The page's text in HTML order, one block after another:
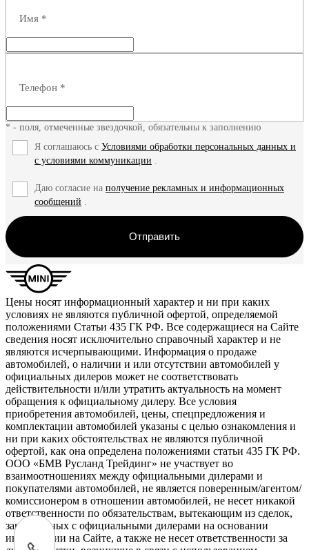
Имя *
Телефон *
* - поля, отмеченные звездочкой, обязательны к заполнению
Я соглашаюсь с Условиями обработки персональных данных и
с условиями коммуникации
Даю согласие на получение рекламных и информационных
сообщений
Отправить
Цены носят информационный характер и ни при каких
условиях не являются публичной офертой, определяемой
положениями Статьи 435 ГК РФ. Все содержащиеся на Сайте
сведения носят исключительно справочный характер и не
являются исчерпывающими. Информация о продаже
автомобилей, о наличии и или отсутствии автомобилей у
официальных дилеров может не соответствовать
действительности и/или утратить актуальность на момент
обращения к официальному дилеру. Все условия
приобретения автомобилей, цены, спецпредложения и
комплектации автомобилей указаны с целью ознакомления и
ни при каких обстоятельствах не являются публичной
офертой, как она определена положениями статьи 435 ГК РФ.
ООО «БМВ Русланд Трейдинг» не участвует во
взаимоотношениях между официальными дилерами и
покупателями автомобилей, не является поверенным/агентом/
комиссионером в отношении автомобилей, не несет никакой
ответственности по обязательствам, вытекающим из сделок,
заключенных с официальными дилерами на основании
информации на Сайте, а также не несет ответственности за